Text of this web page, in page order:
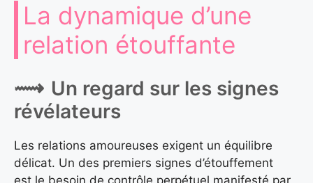
La dynamique d’une
relation étouffante
Un regard sur les signes
révélateurs
Les relations amoureuses exigent un équilibre
délicat. Un des premiers signes d’étouffement